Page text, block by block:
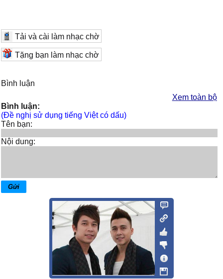
Tải và cài làm nhạc chờ
Tặng bạn làm nhạc chờ
Bình luận
Xem toàn bộ
Bình luận:
(Đề nghị sử dụng tiếng Việt có dấu)
Tên bạn:
Nội dung: